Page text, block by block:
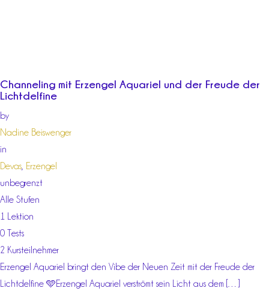
Channeling mit Erzengel Aquariel und der Freude der
Lichtdelfine
by
Nadine Beiswenger
in
Devas, Erzengel
unbegrenzt
Alle Stufen
1 Lektion
0 Tests
2 Kursteilnehmer
Erzengel Aquariel bringt den Vibe der Neuen Zeit mit der Freude der
Lichtdelfine 🩵Erzengel Aquariel verströmt sein Licht aus dem […]